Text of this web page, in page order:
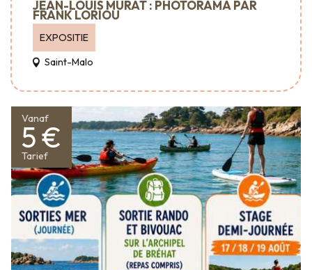
JEAN-LOUIS MURAT : PHOTORAMA PAR
FRANK LORIOU
EXPOSITIE
Saint-Malo
Vanaf
5 €
Tarief